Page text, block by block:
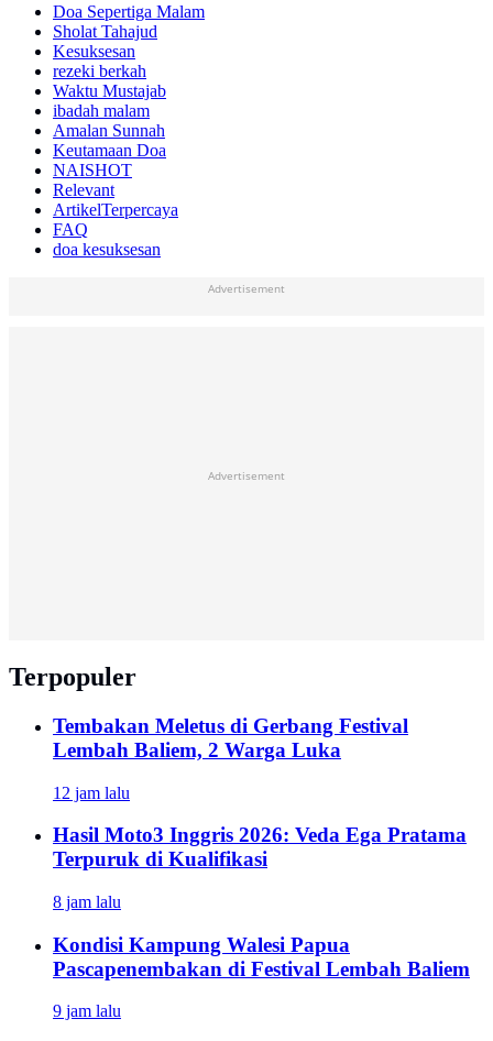
Doa Sepertiga Malam
Sholat Tahajud
Kesuksesan
rezeki berkah
Waktu Mustajab
ibadah malam
Amalan Sunnah
Keutamaan Doa
NAISHOT
Relevant
ArtikelTerpercaya
FAQ
doa kesuksesan
Advertisement
Advertisement
Terpopuler
Tembakan Meletus di Gerbang Festival
Lembah Baliem, 2 Warga Luka
12 jam lalu
Hasil Moto3 Inggris 2026: Veda Ega Pratama
Terpuruk di Kualifikasi
8 jam lalu
Kondisi Kampung Walesi Papua
Pascapenembakan di Festival Lembah Baliem
9 jam lalu